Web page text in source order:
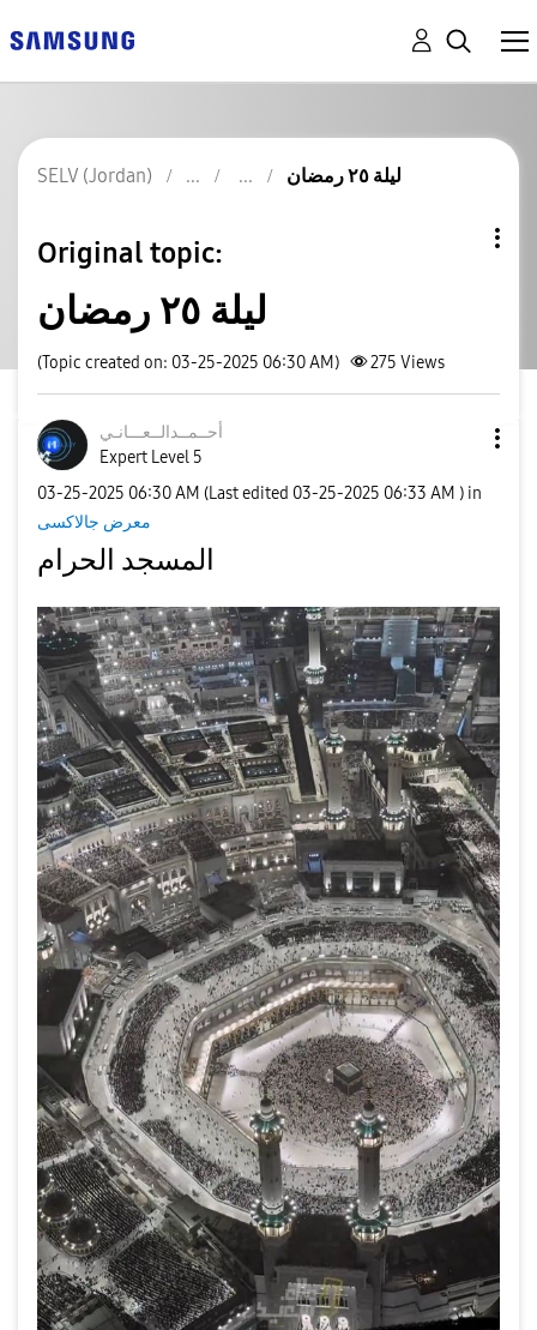
SELV (Jordan) ليلة ٢٥ رمضان
Original topic:
ليلة ٢٥ رمضان
(Topic created on: 03-25-2025 06:30 AM) 275 Views
أحــمــدالــعـــانـي
Expert Level 5
‎03-25-2025 06:30 AM (Last edited ‎03-25-2025 06:33 AM ) in
معرض جالاكسى
المسجد الحرام